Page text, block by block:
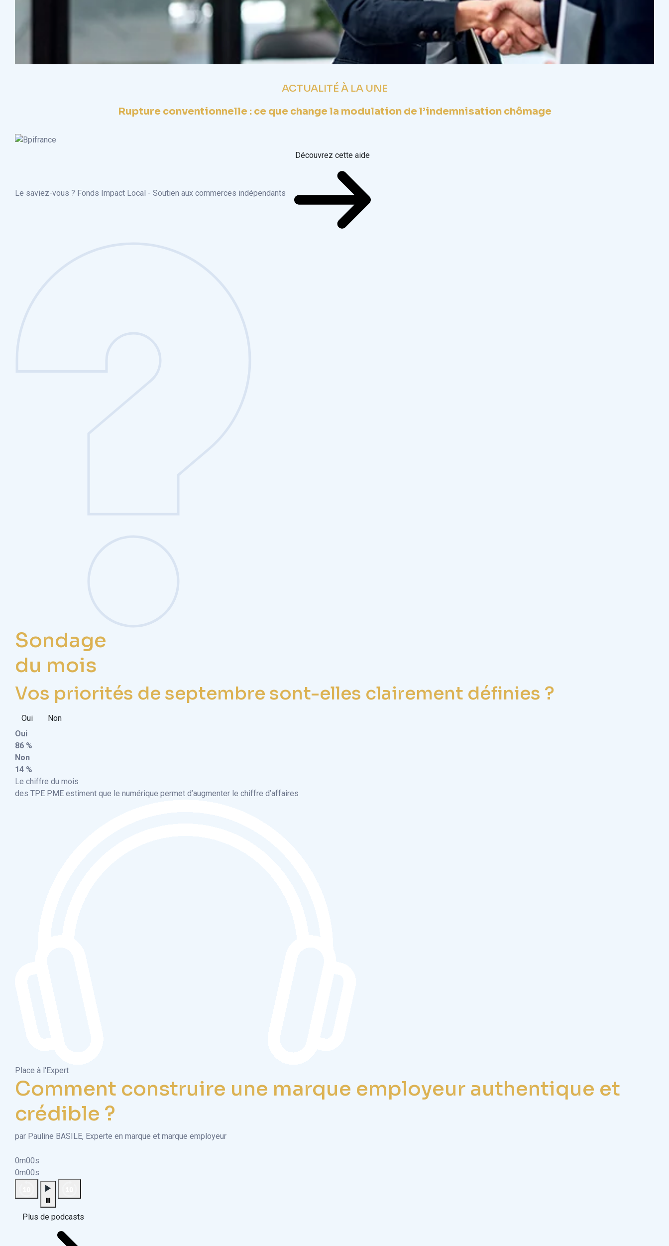
ACTUALITÉ À LA UNE
Rupture conventionnelle : ce que change la modulation de l’indemnisation chômage
Le saviez-vous ? Fonds Impact Local - Soutien aux commerces indépendants
Découvrez cette aide
Sondage
du mois
Vos priorités de septembre sont-elles clairement définies ?
Oui
Non
Oui
86 %
Non
14 %
Le chiffre du mois
des TPE PME estiment que le numérique permet d’augmenter le chiffre d’affaires
Place à l'Expert
Comment construire une marque employeur authentique et
crédible ?
par Pauline BASILE, Experte en marque et marque employeur
0m00s
0m00s
Plus de podcasts